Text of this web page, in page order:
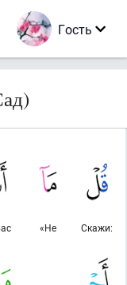
Гость
Скажи:
«Не